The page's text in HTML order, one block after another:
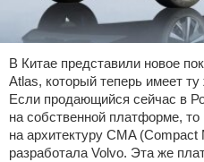
В Китае представили новое
Atlas, который теперь имеет
Если продающийся сейчас в
на собственной платформе, то
на архитектуру CMA
разработала Volvo. Эта же